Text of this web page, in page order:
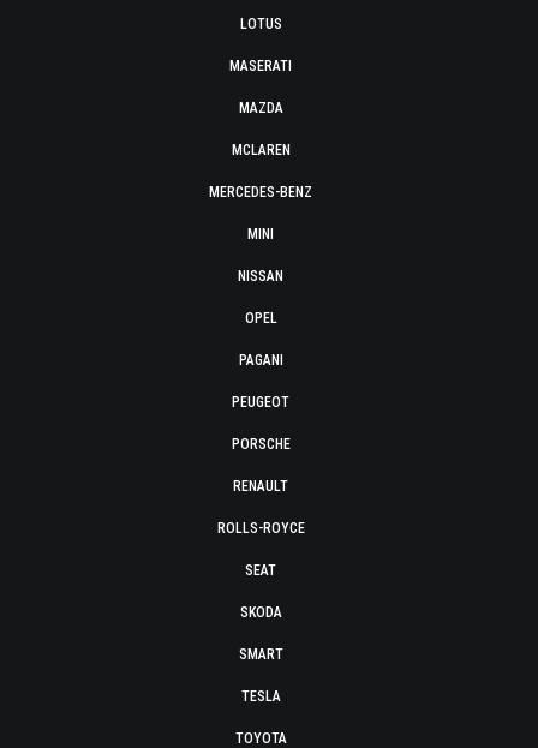
LOTUS
MASERATI
MAZDA
MCLAREN
MERCEDES-BENZ
MINI
NISSAN
OPEL
PAGANI
PEUGEOT
PORSCHE
RENAULT
ROLLS-ROYCE
SEAT
SKODA
SMART
TESLA
TOYOTA